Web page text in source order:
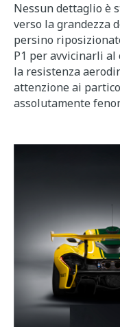
Nessun dettaglio è
verso la grandezza
persino
P1 per avvicinarli
la resistenza
attenzione ai
assolutamente